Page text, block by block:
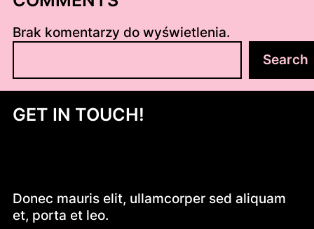
Brak komentarzy do wyświetlenia.
u
a
Search
GET IN TOUCH!
Donec mauris elit, ullamcorper sed aliquam
et, porta et leo.